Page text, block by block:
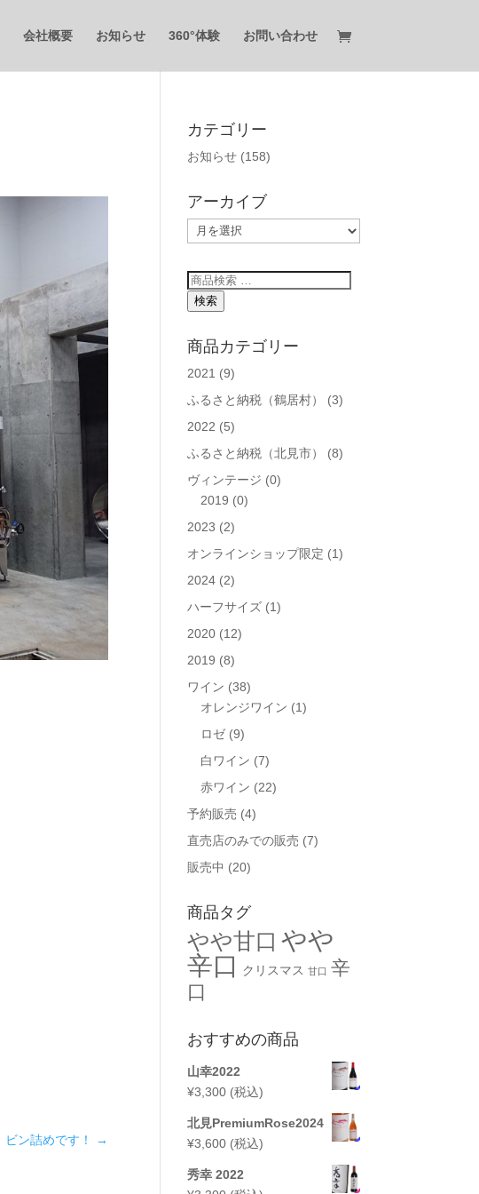
会社概要 お知らせ 360°体験 お問い合わせ
ビン詰めです！ →
カテゴリー
お知らせ (158)
アーカイブ
ア
ー
カ
イ
ブ
検
索
象:
検索
商品カテゴリー
2021 (9)
ふるさと納税（鶴居村）
(3)
2022 (5)
ふるさと納税（北見市）
(8)
ヴィンテージ (0)
2019 (0)
2023 (2)
オンラインショップ限定 (1)
2024 (2)
ハーフサイズ (1)
2020 (12)
2019 (8)
ワイン (38)
オレンジワイン (1)
ロゼ (9)
白ワイン (7)
赤ワイン (22)
予約販売 (4)
直売店のみでの販売 (7)
販売中 (20)
商品タグ
やや甘口 やや
辛口
クリスマス 甘口 辛
口
おすすめの商品
山幸2022
¥3,300 (税込)
北見PremiumRose2024
¥3,600 (税込)
秀幸 2022